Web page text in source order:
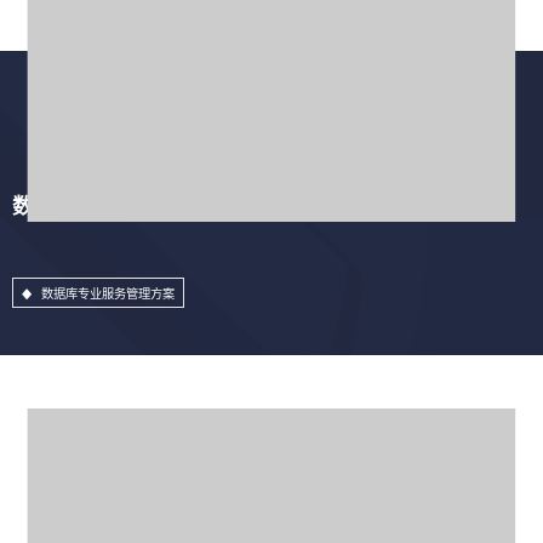
数据库专业服务管理方案
数据库专业服务管理方案